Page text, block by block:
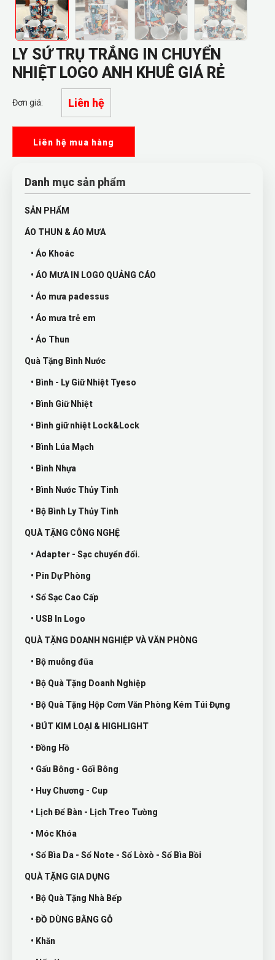
LY SỨ TRỤ TRẮNG IN CHUYỂN
NHIỆT LOGO ANH KHUÊ GIÁ RẺ
Đơn giá: Liên hệ
Liên hệ mua hàng
Danh mục sản phẩm
SẢN PHẨM
ÁO THUN & ÁO MƯA
• Áo Khoác
• ÁO MƯA IN LOGO QUẢNG CÁO
• Áo mưa padessus
• Áo mưa trẻ em
• Áo Thun
Quà Tặng Bình Nước
• Bình - Ly Giữ Nhiệt Tyeso
• Bình Giữ Nhiệt
• Bình giữ nhiệt Lock&Lock
• Bình Lúa Mạch
• Bình Nhựa
• Bình Nước Thủy Tinh
• Bộ Bình Ly Thủy Tinh
QUÀ TẶNG CÔNG NGHỆ
• Adapter - Sạc chuyển đổi.
• Pin Dự Phòng
• Sổ Sạc Cao Cấp
• USB In Logo
QUÀ TẶNG DOANH NGHIỆP VÀ VĂN PHÒNG
• Bộ muỗng đũa
• Bộ Quà Tặng Doanh Nghiệp
• Bộ Quà Tặng Hộp Cơm Văn Phòng Kém Túi Đựng
• BÚT KIM LOẠI & HIGHLIGHT
• Đồng Hồ
• Gấu Bông - Gối Bông
• Huy Chương - Cup
• Lịch Để Bàn - Lịch Treo Tường
• Móc Khóa
• Sổ Bìa Da - Sổ Note - Sổ Lòxò - Sổ Bìa Bồi
QUÀ TẶNG GIA DỤNG
• Bộ Quà Tặng Nhà Bếp
• ĐỒ DÙNG BẰNG GỖ
• Khăn